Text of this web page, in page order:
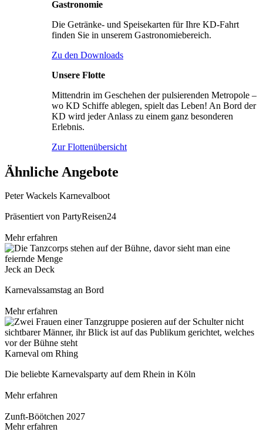
Gastronomie
Die Getränke- und Speisekarten für Ihre KD-Fahrt
finden Sie in unserem Gastronomiebereich.
Zu den Downloads
Unsere Flotte
Mittendrin im Geschehen der pulsierenden Metropole –
wo KD Schiffe ablegen, spielt das Leben! An Bord der
KD wird jeder Anlass zu einem ganz besonderen
Erlebnis.
Zur Flottenübersicht
Ähnliche Angebote
Peter Wackels Karnevalboot
Präsentiert von PartyReisen24
Mehr erfahren
Jeck an Deck
Karnevalssamstag an Bord
Mehr erfahren
Karneval om Rhing
Die beliebte Karnevalsparty auf dem Rhein in Köln
Mehr erfahren
Zunft-Böötchen 2027
Mehr erfahren